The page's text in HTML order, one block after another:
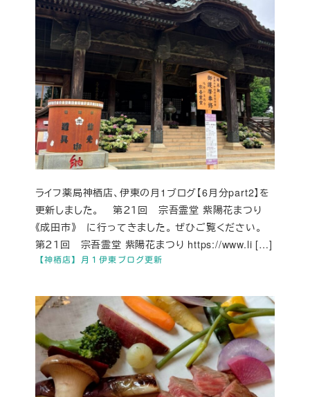
【神栖店】月１伊東ブログ更新
ライフ薬局神栖店、伊東の月1ブログ【6月分part2】を
更新しました。 第２１回 宗吾霊堂 紫陽花まつり
《成田市》 に行ってきました。 ぜひご覧ください。
第２１回 宗吾霊堂 紫陽花まつり https://www.li […]